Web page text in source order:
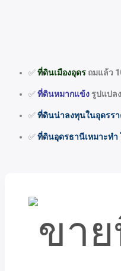
✅ที่ดินเมืองอุดร ถมแล้ว
✅ที่ดินหมากแข้ง รูปแปล
✅ที่ดินน่าลงทุนในอุดรร
✅ที่ดินอุดรธานีเหมาะทำ